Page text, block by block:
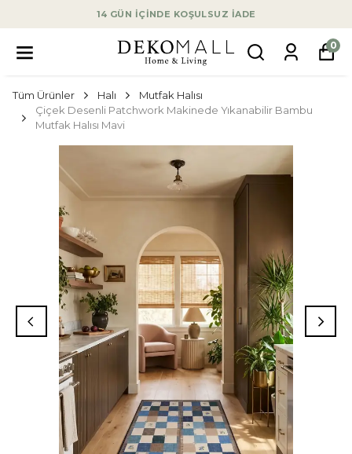
14 GÜN İÇİNDE KOŞULSUZ İADE
0
Tüm Ürünler Halı
Mutfak Halısı
Çiçek Desenli Patchwork Makinede Yıkanabilir Bambu
Mutfak Halısı Mavi